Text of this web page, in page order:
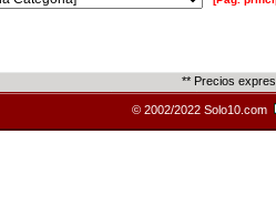
** Precios
© 2002/2022 Solo10.com